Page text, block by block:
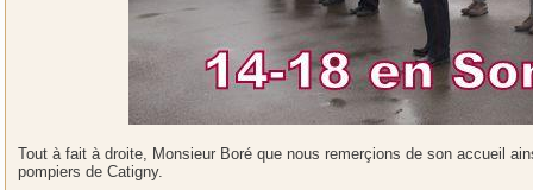
Tout à fait à droite, Monsieur Boré que nous remerçions de son accueil
pompiers de Catigny.